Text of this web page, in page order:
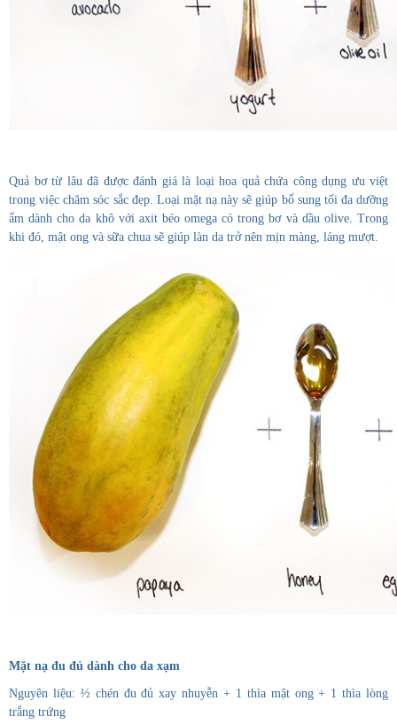
Quả bơ từ lâu đã được đánh giá là loại hoa quả chứa công dụng ưu việt
trong việc chăm sóc sắc đẹp. Loại mặt nạ này sẽ giúp bổ sung tối đa dưỡng
ẩm dành cho da khô với axit béo omega có trong bơ và dầu olive. Trong
khi đó, mật ong và sữa chua sẽ giúp làn da trở nên mịn màng, láng mượt.
Mặt nạ đu đủ dành cho da xạm
Nguyên liệu: ½ chén đu đủ xay nhuyễn + 1 thìa mật ong + 1 thìa lòng
trắng trứng